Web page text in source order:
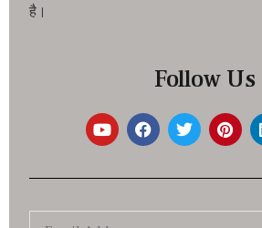
है।
Follow Us